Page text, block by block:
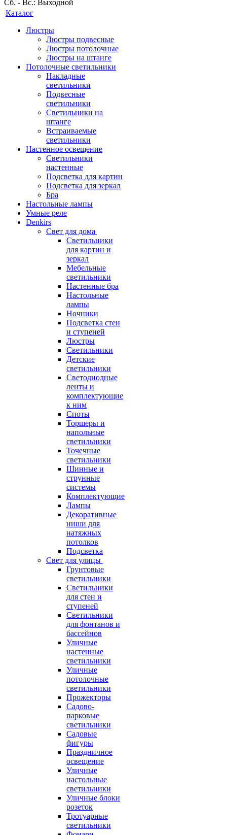
Сб. - Вс.: Выходной
Каталог
Люстры
Люстры подвесные
Люстры потолочные
Люстры на штанге
Потолочные светильники
Накладные
светильники
Подвесные
светильники
Светильники на
штанге
Встраиваемые
светильники
Настенное освещение
Светильники
настенные
Подсветка для картин
Подсветка для зеркал
Бра
Настольные лампы
Умные реле
Denkirs
Свет для дома
Светильники
для картин и
зеркал
Мебельные
светильники
Настенные бра
Настольные
лампы
Ночники
Подсветка стен
и ступеней
Люстры
Светильники
Детские
светильники
Светодиодные
ленты и
комплектующие
к ним
Споты
Торшеры и
напольные
светильники
Точечные
светильники
Шинные и
струнные
системы
Комплектующие
Лампы
Декоративные
ниши для
натяжных
потолков
Подсветка
Свет для улицы
Грунтовые
светильники
Светильники
для стен и
ступеней
Светильники
для фонтанов и
бассейнов
Уличные
настенные
светильники
Уличные
потолочные
светильники
Прожекторы
Садово-
парковые
светильники
Садовые
фигуры
Праздничное
освещение
Уличные
настольные
светильники
Уличные блоки
розеток
Тротуарные
светильники